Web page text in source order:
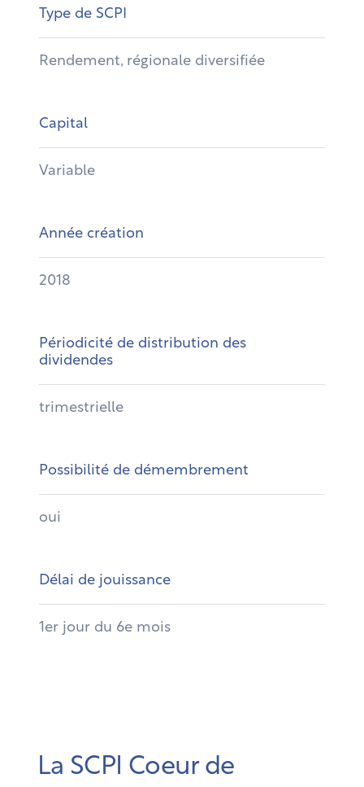
Type de SCPI
Rendement, régionale diversifiée
Capital
Variable
Année création
2018
Périodicité de distribution des
dividendes
trimestrielle
Possibilité de démembrement
oui
Délai de jouissance
1er jour du 6e mois
La SCPI Coeur de